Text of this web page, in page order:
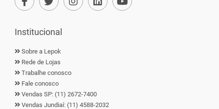
Institucional
Sobre a Lepok
Rede de Lojas
Trabalhe conosco
Fale conosco
Vendas SP: (11) 2672-7400
Vendas Jundiaí: (11) 4588-2032